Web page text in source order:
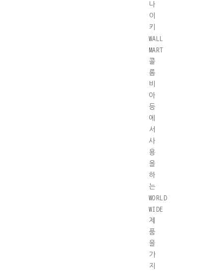
나
이
키
WALL
MART
콜
롬
비
아
등
에
서
사
용
을
하
는
WORLD
WIDE
제
품
을
가
지